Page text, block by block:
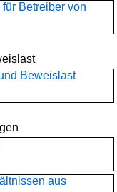
Betreiber von
Beweislast
aus